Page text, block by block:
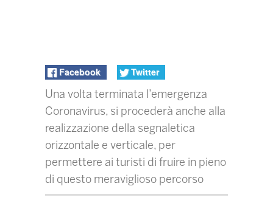
Facebook Twitter
Una volta terminata l’emergenza
Coronavirus, si procederà anche alla
realizzazione della segnaletica
orizzontale e verticale, per
permettere ai turisti di fruire in pieno
di questo meraviglioso percorso